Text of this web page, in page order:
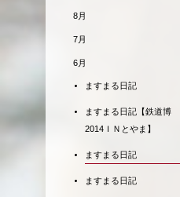
8月
7月
6月
ますまる日記
ますまる日記【鉄道博
2014ＩＮとやま】
ますまる日記
ますまる日記